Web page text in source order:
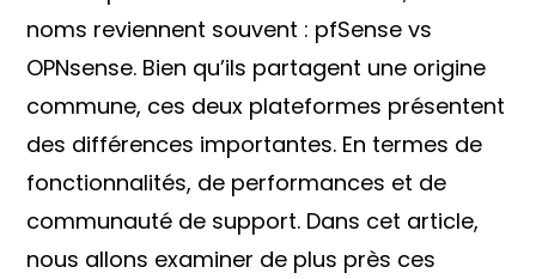
noms reviennent souvent : pfSense vs
OPNsense. Bien qu’ils partagent une origine
commune, ces deux plateformes présentent
des différences importantes. En termes de
fonctionnalités, de performances et de
communauté de support. Dans cet article,
nous allons examiner de plus près ces